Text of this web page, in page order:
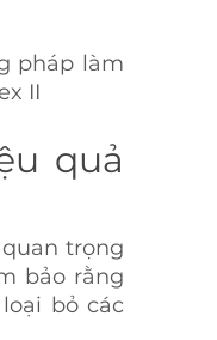
pháp làm
II
quả
trọng
bảo rằng
bỏ các